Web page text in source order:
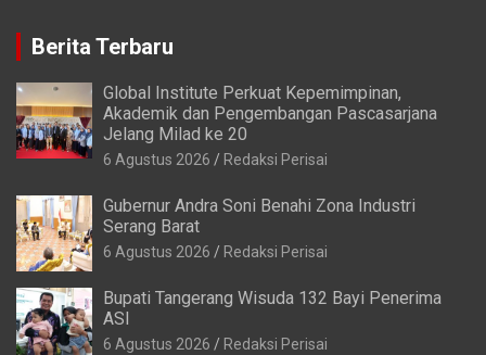
Berita Terbaru
Global Institute Perkuat Kepemimpinan,
Akademik dan Pengembangan Pascasarjana
Jelang Milad ke 20
6 Agustus 2026 Redaksi Perisai
Gubernur Andra Soni Benahi Zona Industri
Serang Barat
6 Agustus 2026 Redaksi Perisai
Bupati Tangerang Wisuda 132 Bayi Penerima
ASI
6 Agustus 2026 Redaksi Perisai